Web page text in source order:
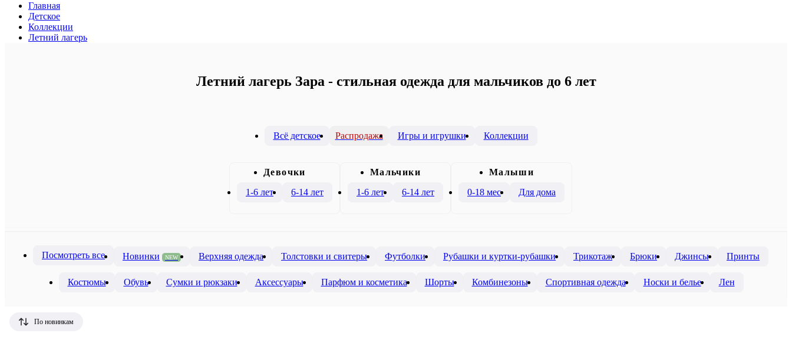
Главная
Детское
Коллекции
Летний лагерь
Летний лагерь Зара - стильная одежда для мальчиков до 6 лет
Всё детское Распродажа Игры и игрушки Коллекции
Девочки
1-6 лет
6-14 лет
Mальчики
1-6 лет
6-14 лет
Малыши
0-18 мес
Для дома
Посмотреть все Новинки NEW Верхняя одежда Толстовки и свитеры Футболки Рубашки и куртки-рубашки Трикотаж Брюки Джинсы Принты
Костюмы Обувь Сумки и рюкзаки Аксессуары Парфюм и косметика Шорты Комбинезоны Спортивная одежда Носки и белье Лен
По новинкам